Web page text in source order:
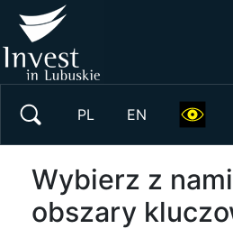
PL EN
Wybierz z
obszary
Wyszukaj w serwisie